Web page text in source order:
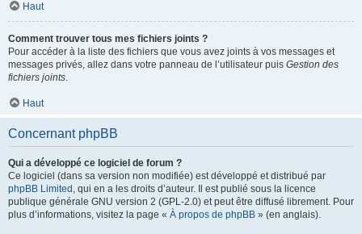
Haut
Comment trouver tous mes fichiers joints ?
Pour accéder à la liste des fichiers que vous avez joints à vos messages et
messages privés, allez dans votre panneau de l’utilisateur puis Gestion des
fichiers joints.
Haut
Concernant phpBB
Qui a développé ce logiciel de forum ?
Ce logiciel (dans sa version non modifiée) est développé et distribué par
phpBB Limited , qui en a les droits d’auteur. Il est publié sous la licence
publique générale GNU version 2 (GPL-2.0) et peut être diffusé librement. Pour
plus d’informations, visitez la page « À propos de phpBB » (en anglais).